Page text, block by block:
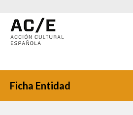
Ficha Entidad